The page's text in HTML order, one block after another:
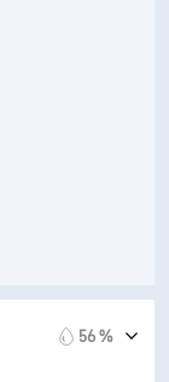
7 мили
56 %